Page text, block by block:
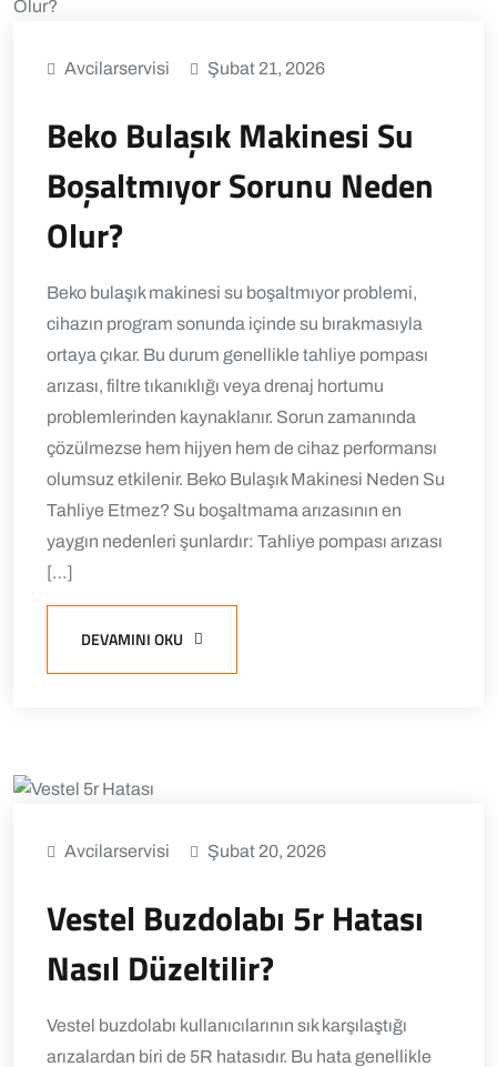
Avcilarservisi Şubat 21, 2026
Beko Bulaşık Makinesi Su
Boşaltmıyor Sorunu Neden
Olur?
Beko bulaşık makinesi su boşaltmıyor problemi,
cihazın program sonunda içinde su bırakmasıyla
ortaya çıkar. Bu durum genellikle tahliye pompası
arızası, filtre tıkanıklığı veya drenaj hortumu
problemlerinden kaynaklanır. Sorun zamanında
çözülmezse hem hijyen hem de cihaz performansı
olumsuz etkilenir. Beko Bulaşık Makinesi Neden Su
Tahliye Etmez? Su boşaltmama arızasının en
yaygın nedenleri şunlardır: Tahliye pompası arızası
[…]
DEVAMINI OKU
Avcilarservisi Şubat 20, 2026
Vestel Buzdolabı 5r Hatası
Nasıl Düzeltilir?
Vestel buzdolabı kullanıcılarının sık karşılaştığı
arızalardan biri de 5R hatasıdır. Bu hata genellikle